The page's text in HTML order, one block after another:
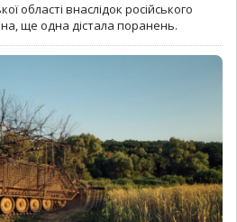
області внаслідок російського
ще одна дістала поранень.